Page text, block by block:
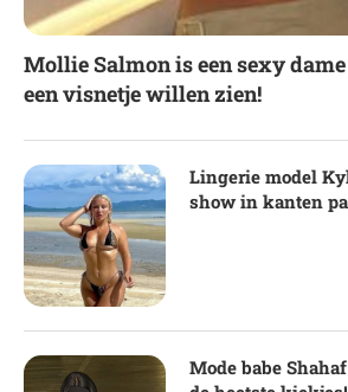
Mollie Salmon is een sexy
een visnetje willen zien!
Lingerie model
show in kanten
Mode babe